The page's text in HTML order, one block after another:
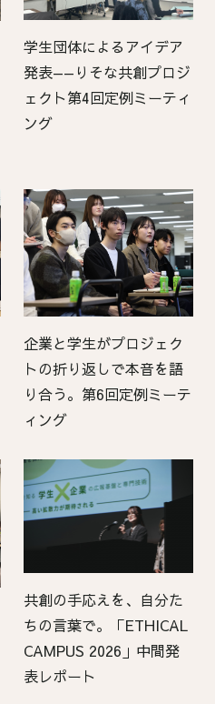
学生団体によるアイデア
発表——りそな共創プロジ
ェクト第4回定例ミーティ
ング
企業と学生がプロジェク
トの折り返しで本音を語
り合う。第6回定例ミーテ
ィング
共創の手応えを、自分た
ちの言葉で。「ETHICAL
CAMPUS 2026」中間発
表レポート